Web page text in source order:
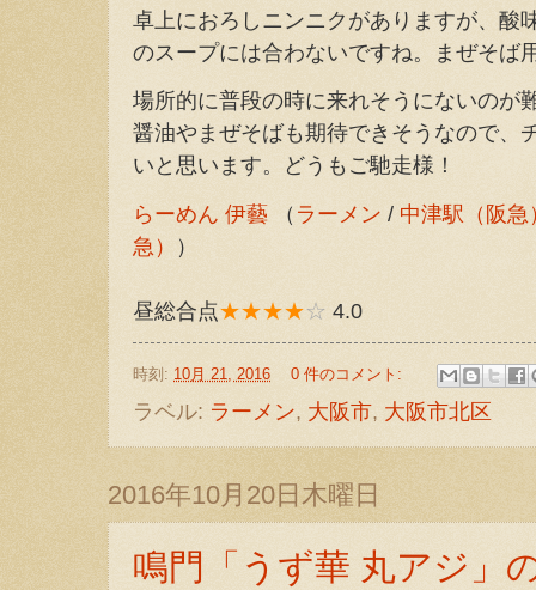
卓上におろしニンニクがありますが、酸
のスープには合わないですね。まぜそば
場所的に普段の時に来れそうにないのが
醤油やまぜそばも期待できそうなので、
いと思います。どうもご馳走様！
らーめん 伊藝 （ ラーメン / 中津駅（阪急
急）
）
昼総合点★★★★☆ 4.0
時刻: 10月 21, 2016 0 件のコメント:
ラベル: ラーメン, 大阪市, 大阪市北区
2016年10月20日木曜日
鳴門「うず華 丸アジ」